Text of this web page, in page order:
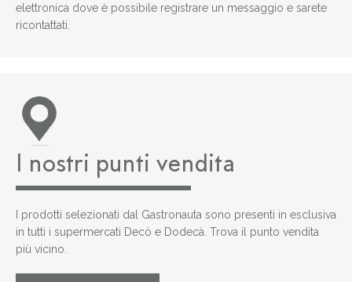
elettronica dove è possibile registrare un messaggio e sarete
ricontattati.
I nostri punti vendita
I prodotti selezionati dal Gastronauta sono presenti in esclusiva
in tutti i supermercati Decò e Dodecà. Trova il punto vendita
più vicino.